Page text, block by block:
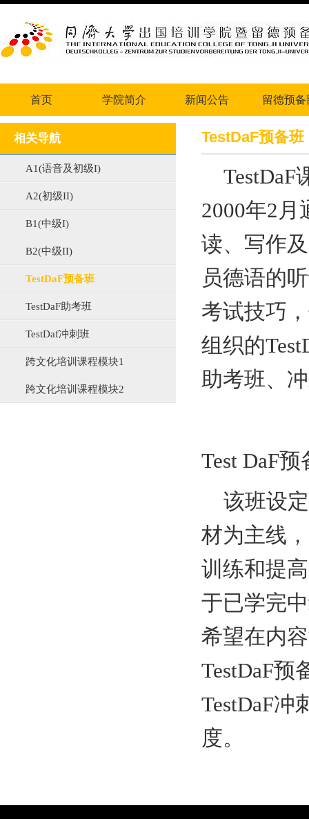
首页 学院简介 新闻公告 留德预备
相关导航
A1(语音及初级I)
A2(初级II)
B1(中级I)
B2(中级II)
TestDaF预备班
TestDaF助考班
TestDaf冲刺班
跨文化培训课程模块1
跨文化培训课程模块2
TestDaF预备班
TestDaF
2000年2 月
读、写作
员德语的
考试技巧
组织的
助考班、
Test DaF预
该班设定
材为主线
训练和提
于已学完
希望在内
TestDaF预
TestDaF冲
度。